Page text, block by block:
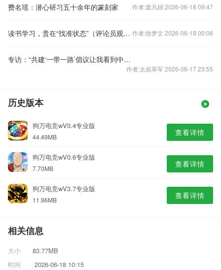
费名瑶：潜心研习五十余年的篆刻家 作者:庞凡娟 2026-06-18 09:47
读书学习，贵在“找准状态”（评论员观察） 作者:徐梦文 2026-06-18 00:06
专访：“共建‘一带一路’倡议让我看到中亚的潜力和未来”
作者:太叔翠军 2026-06-17 23:55
历史版本
狗万电竞wV0.4专业版
44.49MB 查看详情
狗万电竞wV0.6专业版
7.70MB 查看详情
狗万电竞wV3.7专业版
11.96MB 查看详情
相关信息
大小
83.77MB
时间
2026-06-18 10:15